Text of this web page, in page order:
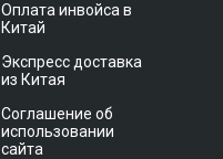
Оплата инвойса в
Китай
Экспресс доставка
из Китая
Соглашение об
использовании
сайта